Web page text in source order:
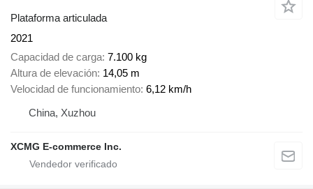
Plataforma articulada
2021
Capacidad de carga 7.100 kg
Altura de elevación 14,05 m
Velocidad de funcionamiento 6,12 km/h
China, Xuzhou
XCMG E-commerce Inc.